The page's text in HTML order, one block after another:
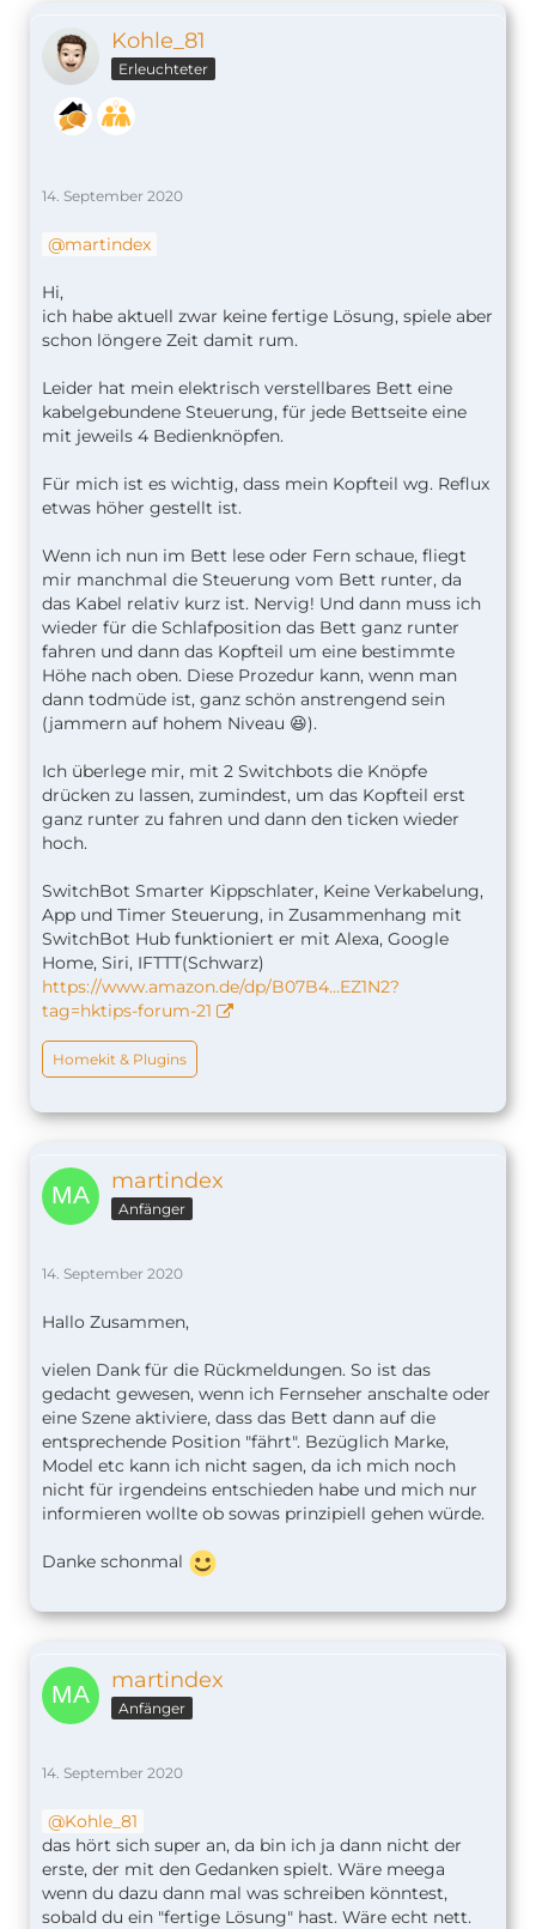
Kohle_81
Erleuchteter
14. September 2020
martindex
Hi,
ich habe aktuell zwar keine fertige Lösung, spiele aber
schon löngere Zeit damit rum.
Leider hat mein elektrisch verstellbares Bett eine
kabelgebundene Steuerung, für jede Bettseite eine
mit jeweils 4 Bedienknöpfen.
Für mich ist es wichtig, dass mein Kopfteil wg. Reflux
etwas höher gestellt ist.
Wenn ich nun im Bett lese oder Fern schaue, fliegt
mir manchmal die Steuerung vom Bett runter, da
das Kabel relativ kurz ist. Nervig! Und dann muss ich
wieder für die Schlafposition das Bett ganz runter
fahren und dann das Kopfteil um eine bestimmte
Höhe nach oben. Diese Prozedur kann, wenn man
dann todmüde ist, ganz schön anstrengend sein
(jammern auf hohem Niveau 😆).
Ich überlege mir, mit 2 Switchbots die Knöpfe
drücken zu lassen, zumindest, um das Kopfteil erst
ganz runter zu fahren und dann den ticken wieder
hoch.
SwitchBot Smarter Kippschlater, Keine Verkabelung,
App und Timer Steuerung, in Zusammenhang mit
SwitchBot Hub funktioniert er mit Alexa, Google
Home, Siri, IFTTT(Schwarz)
https://www.amazon.de/dp/B07B4…EZ1N2?
tag=hktips-forum-21
Homekit & Plugins
martindex
Anfänger
14. September 2020
Hallo Zusammen,
vielen Dank für die Rückmeldungen. So ist das
gedacht gewesen, wenn ich Fernseher anschalte oder
eine Szene aktiviere, dass das Bett dann auf die
entsprechende Position "fährt". Bezüglich Marke,
Model etc kann ich nicht sagen, da ich mich noch
nicht für irgendeins entschieden habe und mich nur
informieren wollte ob sowas prinzipiell gehen würde.
Danke schonmal
martindex
Anfänger
14. September 2020
Kohle_81
das hört sich super an, da bin ich ja dann nicht der
erste, der mit den Gedanken spielt. Wäre meega
wenn du dazu dann mal was schreiben könntest,
sobald du ein "fertige Lösung" hast. Wäre echt nett.